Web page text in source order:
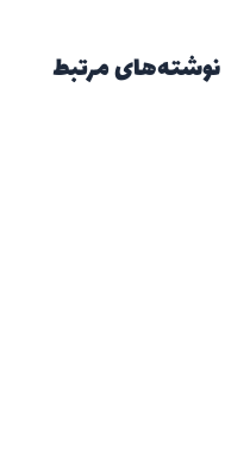
نوشته‌های مرتبط